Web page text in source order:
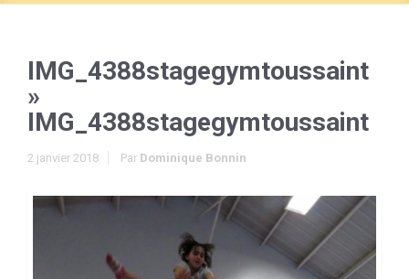
IMG_4388stagegymtoussaint
»
IMG_4388stagegymtoussaint
2 janvier 2018 Par Dominique Bonnin